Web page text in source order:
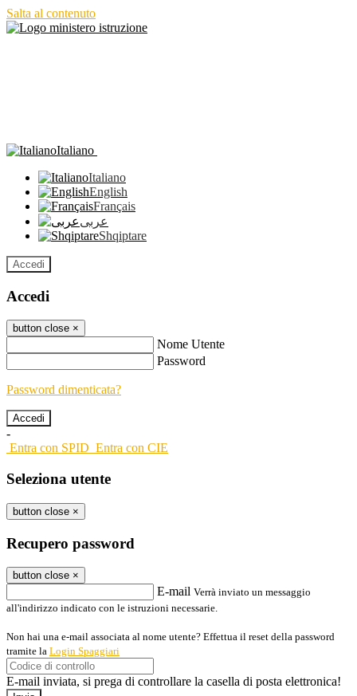
Salta al contenuto
Italiano
Italiano
English
Français
عربى
Shqiptare
Accedi
Accedi
button close ×
Nome Utente
Password
Password dimenticata?
-
Entra con SPID Entra con CIE
Seleziona utente
button close ×
Recupero password
button close ×
E-mail Verrà inviato un messaggio
all'indirizzo indicato con le istruzioni necessarie.
Non hai una e-mail associata al nome utente? Effettua il reset della password
tramite la Login Spaggiari
E-mail inviata, si prega di controllare la casella di posta elettronica!